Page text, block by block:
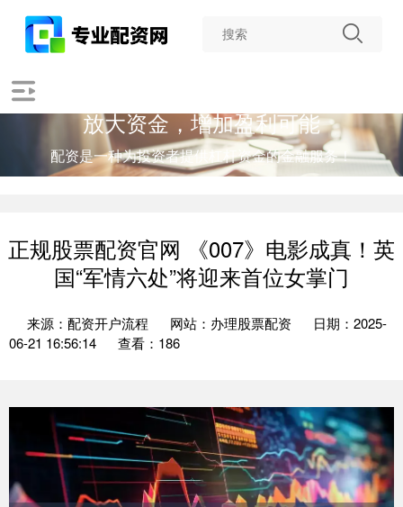
放大资金，增加盈利可能
配资是一种为投资者提供杠杆资金的金融服务！
正规股票配资官网 《007》电影成真！英
国“军情六处”将迎来首位女掌门
来源：配资开户流程 网站：办理股票配资
日期：2025-
06-21 16:56:14
查看：186